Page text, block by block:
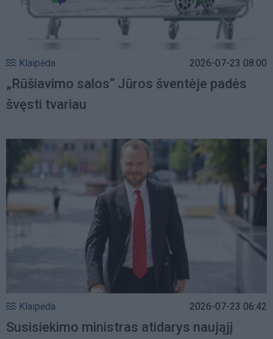
Klaipėda 2026-07-23 08:00
„Rūšiavimo salos“ Jūros šventėje padės
švęsti tvariau
Klaipėda 2026-07-23 06:42
Susisiekimo ministras atidarys naująjį